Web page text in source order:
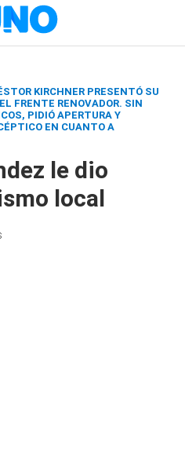
KIRCHNER PRESENTÓ SU
FRENTE RENOVADOR. SIN
PIDIÓ APERTURA Y
EN CUANTO A
le dio
local